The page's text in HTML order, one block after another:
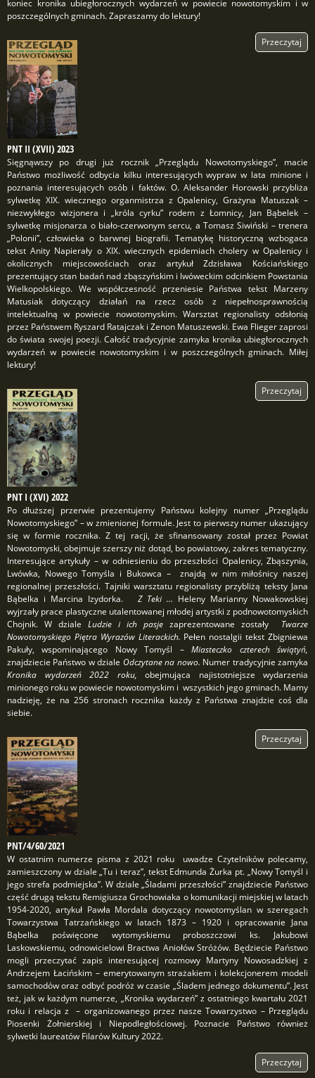
koniec kronika ubiegłorocznych wydarzeń w powiecie nowotomyskim i w
poszczególnych gminach. Zapraszamy do lektury!
Przeczytaj
PNT II (XVII) 2023
Sięgnąwszy po drugi już rocznik „Przeglądu Nowotomyskiego”, macie
Państwo możliwość odbycia kilku interesujących wypraw w lata minione i
poznania interesujących osób i faktów. O. Aleksander Horowski przybliża
sylwetkę XIX. wiecznego organmistrza z Opalenicy, Grażyna Matuszak –
niezwykłego wizjonera i „króla cyrku” rodem z Łomnicy, Jan Bąbelek –
sylwetkę misjonarza o biało-czerwonym sercu, a Tomasz Siwiński – trenera
„Polonii”, człowieka o barwnej biografii. Tematykę historyczną wzbogaca
tekst Anity Napierały o XIX. wiecznych epidemiach cholery w Opalenicy i
okolicznych miejscowościach oraz artykuł Zdzisława Kościańskiego
prezentujący stan badań nad zbąszyńskim i lwóweckim odcinkiem Powstania
Wielkopolskiego. We współczesność przeniesie Państwa tekst Marzeny
Matusiak dotyczący działań na rzecz osób z niepełnosprawnością
intelektualną w powiecie nowotomyskim. Warsztat regionalisty odsłonią
przez Państwem Ryszard Ratajczak i Zenon Matuszewski. Ewa Flieger zaprosi
do świata swojej poezji. Całość tradycyjnie zamyka kronika ubiegłorocznych
wydarzeń w powiecie nowotomyskim i w poszczególnych gminach. Miłej
lektury!
Przeczytaj
PNT I (XVI) 2022
Po dłuższej przerwie prezentujemy Państwu kolejny numer „Przeglądu
Nowotomyskiego” – w zmienionej formule. Jest to pierwszy numer ukazujący
się w formie rocznika. Z tej racji, że sfinansowany został przez Powiat
Nowotomyski, obejmuje szerszy niż dotąd, bo powiatowy, zakres tematyczny.
Interesujące artykuły – w odniesieniu do przeszłości Opalenicy, Zbąszynia,
Lwówka, Nowego Tomyśla i Bukowca – znajdą w nim miłośnicy naszej
regionalnej przeszłości. Tajniki warsztatu regionalisty przybliżą teksty Jana
Bąbelka i Marcina Izydorka.
Z Teki … Heleny Marianny Nowakowskiej
wyjrzały prace plastyczne utalentowanej młodej artystki z podnowotomyskich
Chojnik. W dziale Ludzie i ich pasje zaprezentowane zostały Twarze
Nowotomyskiego Piętra Wyrazów Literackich. Pełen nostalgii tekst Zbigniewa
Pakuły, wspominającego Nowy Tomyśl –Miasteczko czterech świątyń,
znajdziecie Państwo w dziale Odczytane na nowo. Numer tradycyjnie zamyka
Kronika wydarzeń 2022 roku, obejmująca najistotniejsze wydarzenia
minionego roku w powiecie nowotomyskim i wszystkich jego gminach. Mamy
nadzieję, że na 256 stronach rocznika każdy z Państwa znajdzie coś dla
siebie.
Przeczytaj
PNT/4/60/2021
W ostatnim numerze pisma z 2021 roku uwadze Czytelników polecamy,
zamieszczony w dziale „Tu i teraz”, tekst Edmunda Żurka pt. „Nowy Tomyśl i
jego strefa podmiejska”. W dziale „Śladami przeszłości” znajdziecie Państwo
część drugą tekstu Remigiusza Grochowiaka o komunikacji miejskiej w latach
1954-2020, artykuł Pawła Mordala dotyczący nowotomyślan w szeregach
Towarzystwa Tatrzańskiego w latach 1873 – 1920 i opracowanie Jana
Bąbelka poświęcone wytomyskiemu proboszczowi ks. Jakubowi
Laskowskiemu, odnowicielowi Bractwa Aniołów Stróżów. Będziecie Państwo
mogli przeczytać zapis interesującej rozmowy Martyny Nowosadzkiej z
Andrzejem Łacińskim – emerytowanym strażakiem i kolekcjonerem modeli
samochodów oraz odbyć podróż w czasie „Śladem jednego dokumentu”. Jest
też, jak w każdym numerze, „Kronika wydarzeń” z ostatniego kwartału 2021
roku i relacja z – organizowanego przez nasze Towarzystwo – Przeglądu
Piosenki Żołnierskiej i Niepodległościowej. Poznacie Państwo również
sylwetki laureatów Filarów Kultury 2022.
Przeczytaj